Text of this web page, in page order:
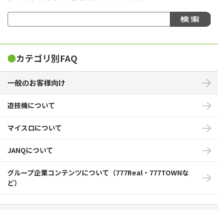
●カテゴリ別FAQ
一般のお客様向け
遊技機について
マイスロについて
JANQについて
グループ企業コンテンツについて（777Real・777TOWNな
ど）